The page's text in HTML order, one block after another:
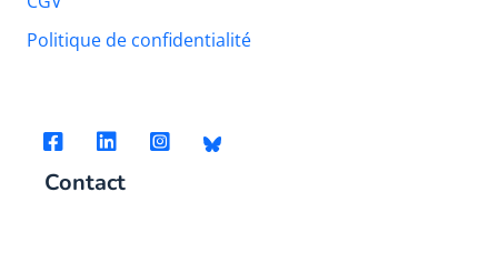
Politique de confidentialité
Contact